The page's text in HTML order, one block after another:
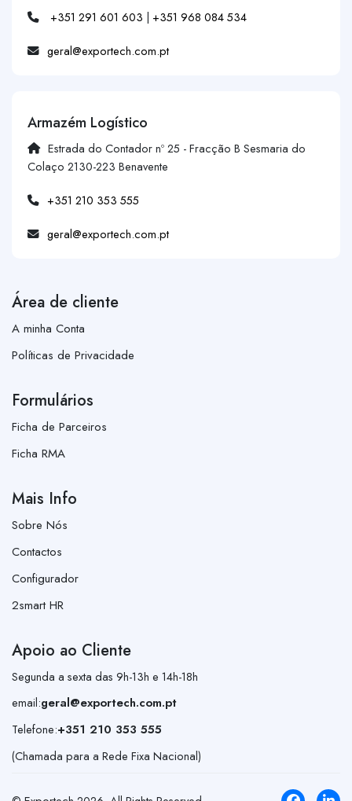
+351 291 601 603 | +351 968 084 534
geral@exportech.com.pt
Armazém Logístico
Estrada do Contador nº 25 - Fracção B Sesmaria do
Colaço 2130-223 Benavente
+351 210 353 555
geral@exportech.com.pt
Área de cliente
A minha Conta
Políticas de Privacidade
Formulários
Ficha de Parceiros
Ficha RMA
Mais Info
Sobre Nós
Contactos
Configurador
2smart HR
Apoio ao Cliente
Segunda a sexta das 9h-13h e 14h-18h
email:geral@exportech.com.pt
Telefone:+351 210 353 555
(Chamada para a Rede Fixa Nacional)